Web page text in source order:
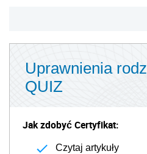
Uprawnienia
QUIZ
Jak zdobyć Certyfikat:
Czytaj artykuły